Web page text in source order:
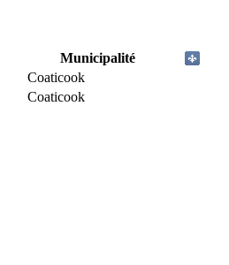
Municipalité
Coaticook
Coaticook